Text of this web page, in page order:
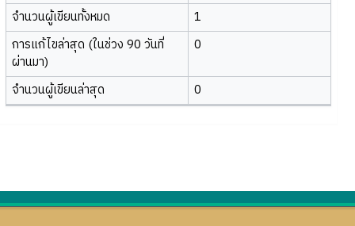
จำนวนผู้เขียนทั้งหมด
1
การแก้ไขล่าสุด (ในช่วง 90 วันที่
ผ่านมา)
0
จำนวนผู้เขียนล่าสุด 0